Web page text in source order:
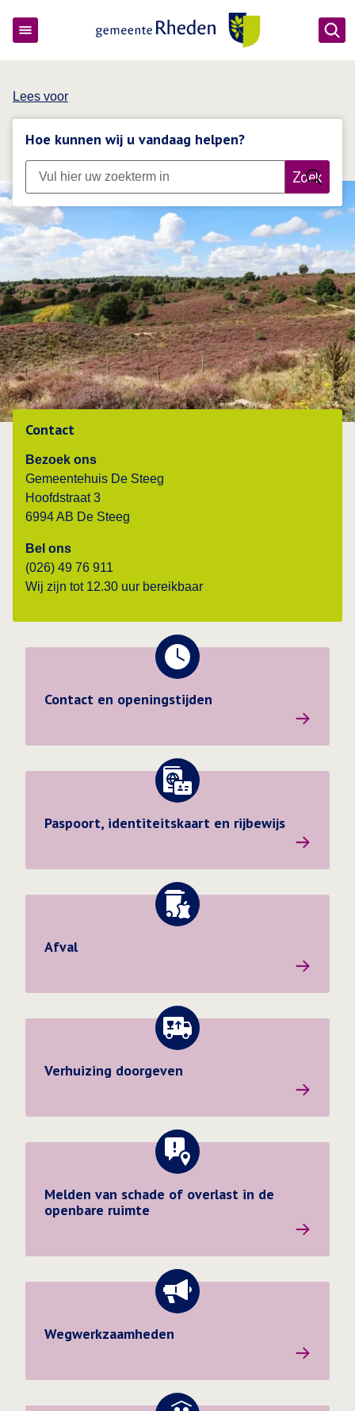
Lees voor
Hoe kunnen wij u vandaag helpen?
Zoek
Contact
Bezoek ons
Gemeentehuis De Steeg
Hoofdstraat 3
6994 AB De Steeg
Bel ons
(026) 49 76 911
Wij zijn tot 12.30 uur bereikbaar
Contact en openingstijden
Contact en openingstijden
Paspoort, identiteitskaart en rijbewijs
Ga naar de pagina: Paspoort, identiteitskaart en
Afval
Verhuizing doorgeven
Ga naar de pagina: Verhuizing doorgeven
Melden van schade of overlast in de
openbare ruimte
Melden van schade of overlast in de openbare ruimte
Wegwerkzaamheden
Wegwerkzaamheden